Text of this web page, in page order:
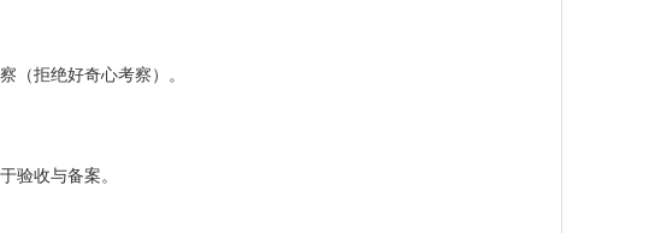
（拒绝好奇心考察）。
验收与备案。